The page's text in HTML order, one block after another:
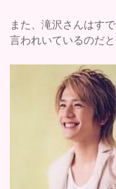
また、滝沢さんはす
言われいているのだと